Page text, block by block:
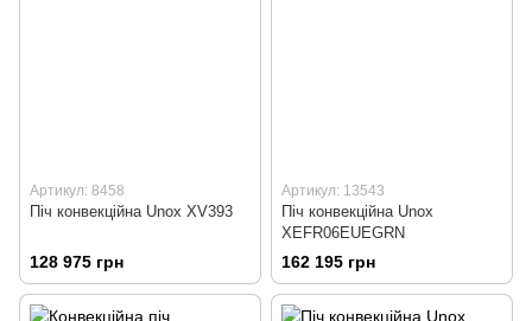
Артикул: 8458
Піч конвекційна Unox XV393
128 975 грн
Артикул: 13543
Піч конвекційна Unox
XEFR06EUEGRN
162 195 грн